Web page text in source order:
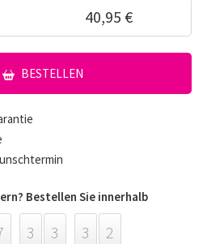
40,95 €
BESTELLEN
Bestellen Sie innerhalb
3 3 3 2